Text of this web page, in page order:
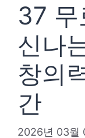
37 무
신나
창의
간
2026년 03월